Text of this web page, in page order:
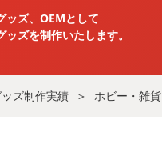
ッズ、OEMとして
ッズを制作いたします。
ズ制作実績 ホビー・雑貨